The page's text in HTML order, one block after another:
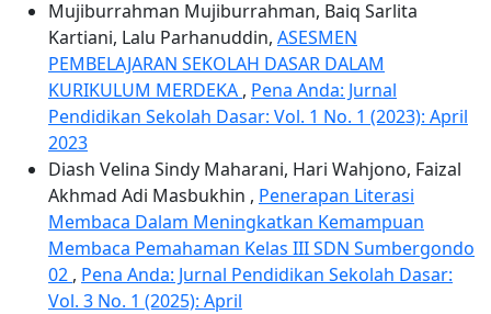
Mujiburrahman Mujiburrahman, Baiq Sarlita
Kartiani, Lalu Parhanuddin, ASESMEN
PEMBELAJARAN SEKOLAH DASAR DALAM
KURIKULUM MERDEKA , Pena Anda: Jurnal
Pendidikan Sekolah Dasar: Vol. 1 No. 1 (2023): April
2023
Diash Velina Sindy Maharani, Hari Wahjono, Faizal
Akhmad Adi Masbukhin , Penerapan Literasi
Membaca Dalam Meningkatkan Kemampuan
Membaca Pemahaman Kelas III SDN Sumbergondo
02 , Pena Anda: Jurnal Pendidikan Sekolah Dasar:
Vol. 3 No. 1 (2025): April